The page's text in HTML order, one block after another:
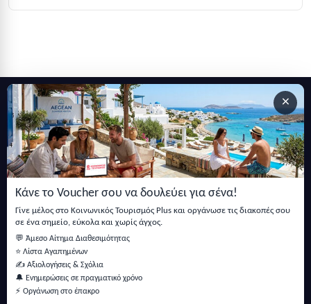
×
Κάνε το Voucher σου να δουλεύει για σένα!
Γίνε μέλος στο Κοινωνικός Τουρισμός Plus και οργάνωσε τις διακοπές σου
σε ένα σημείο, εύκολα και χωρίς άγχος.
💬 Άμεσο Αίτημα Διαθεσιμότητας
⭐ Λίστα Αγαπημένων
✍️ Αξιολογήσεις & Σχόλια
🔔 Ενημερώσεις σε πραγματικό χρόνο
⚡ Οργάνωση στο έπακρο
Εγγραφείτε στο newsletter μας
Μείνετε ενημερωμένοι με τις τελευταίες ειδήσεις, ανακοινώσεις
και άρθρα.